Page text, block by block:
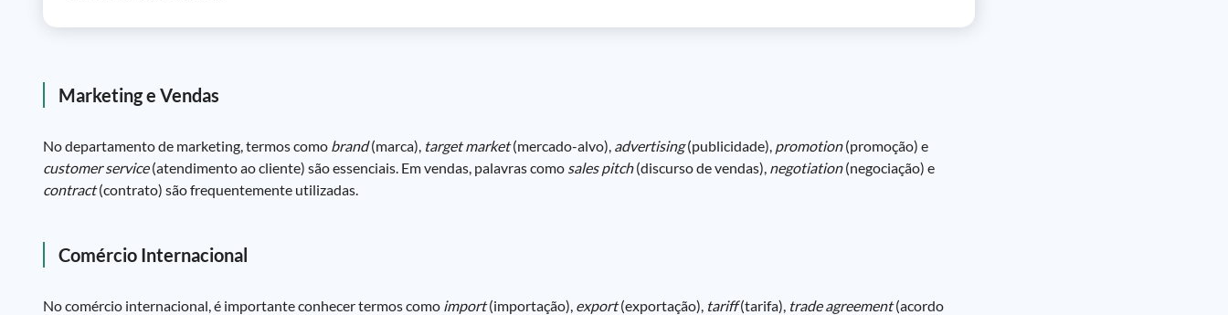
Marketing e Vendas
No departamento de marketing, termos como brand(marca), target market(mercado-alvo), advertising(publicidade), promotion(promoção) e
customer service(atendimento ao cliente) são essenciais. Em vendas, palavras como sales pitch(discurso de vendas), negotiation(negociação) e
contract(contrato) são frequentemente utilizadas.
Comércio Internacional
No comércio internacional, é importante conhecer termos como import(importação), export(exportação), tariff(tarifa), trade agreement(acordo